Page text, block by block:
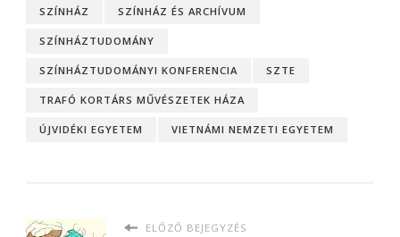
SZÍNHÁZ SZÍNHÁZ ÉS ARCHÍVUM
SZÍNHÁZTUDOMÁNY
SZÍNHÁZTUDOMÁNYI KONFERENCIA SZTE
TRAFÓ KORTÁRS MŰVÉSZETEK HÁZA
ÚJVIDÉKI EGYETEM VIETNÁMI NEMZETI EGYETEM
ELŐZŐ BEJEGYZÉS